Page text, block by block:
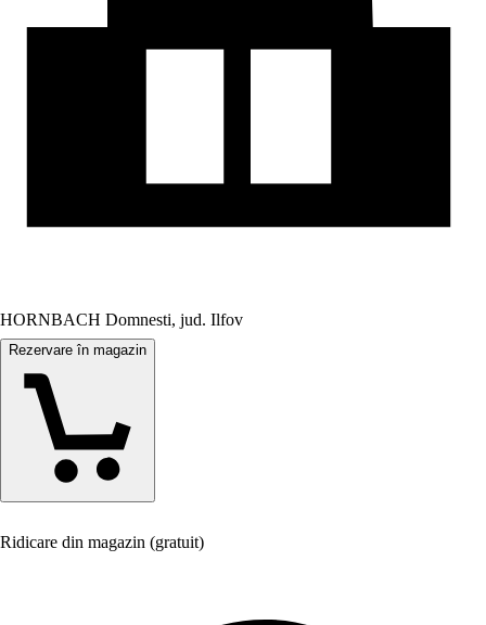
HORNBACH Domnesti, jud. Ilfov
Rezervare în magazin
Ridicare din magazin (gratuit)